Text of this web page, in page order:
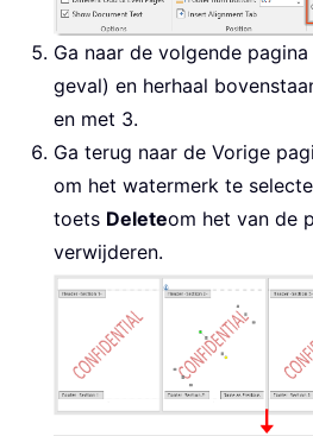
Ga naar de volgende
geval) en herhaal
en met 3.
Ga terug naar de Vorige
om het watermerk te
toets Deleteom het van de
verwijderen.